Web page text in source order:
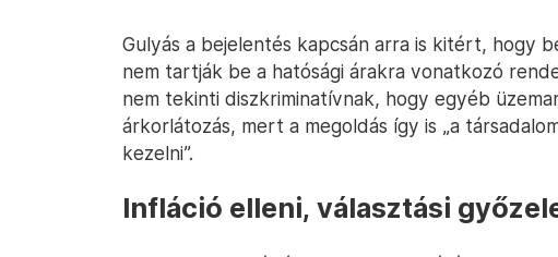
Gulyás a bejelentés kapcsán arra is kitért, hogy
nem tartják be a hatósági árakra vonatkozó
nem tekinti diszkriminatívnak, hogy egyéb
árkorlátozás, mert a megoldás így is „a
kezelni”.
Infláció elleni, választási